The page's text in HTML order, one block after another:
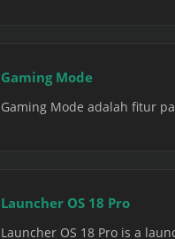
Gaming Mode
Gaming Mode adalah fitur
Launcher OS 18 Pro
Launcher OS 18 Pro is a